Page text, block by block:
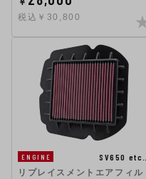
税込￥30,800
ENGINE
SV650 etc…
リプレイスメントエアフィル